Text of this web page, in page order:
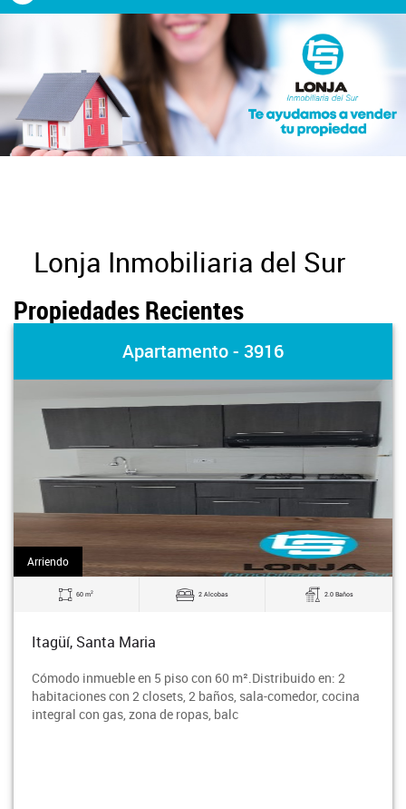
Lonja Inmobiliaria del Sur
Propiedades Recientes
Apartamento - 3916
Arriendo
60 m2 2 Alcobas 2.0 Baños
Itagüí, Santa Maria
Cómodo inmueble en 5 piso con 60 m².Distribuido en: 2
habitaciones con 2 closets, 2 baños, sala-comedor, cocina
integral con gas, zona de ropas, balc